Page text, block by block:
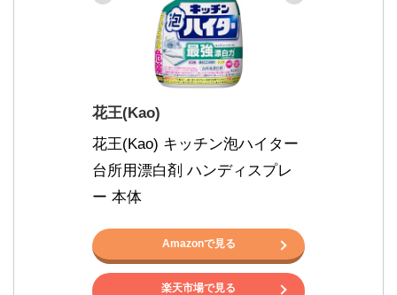
花王(Kao)
花王(Kao) キッチン泡ハイター
台所用漂白剤 ハンディスプレ
ー 本体
Amazonで見る
楽天市場で見る